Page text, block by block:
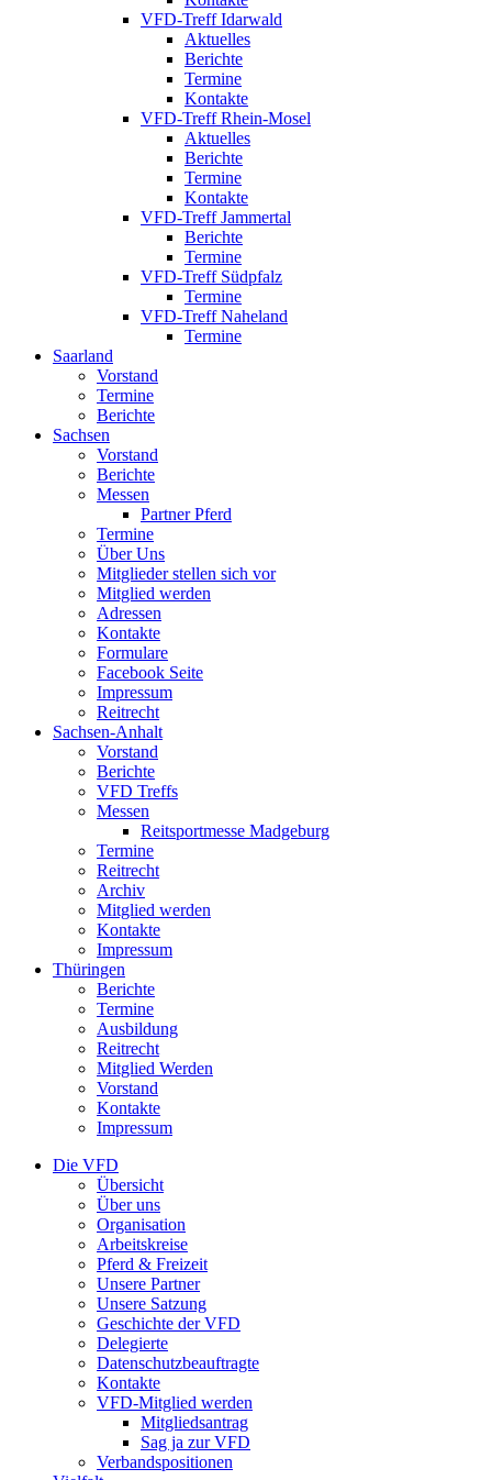
VFD-Treff Idarwald
Aktuelles
Berichte
Termine
Kontakte
VFD-Treff Rhein-Mosel
Aktuelles
Berichte
Termine
Kontakte
VFD-Treff Jammertal
Berichte
Termine
VFD-Treff Südpfalz
Termine
VFD-Treff Naheland
Termine
Saarland
Vorstand
Termine
Berichte
Sachsen
Vorstand
Berichte
Messen
Partner Pferd
Termine
Über Uns
Mitglieder stellen sich vor
Mitglied werden
Adressen
Kontakte
Formulare
Facebook Seite
Impressum
Reitrecht
Sachsen-Anhalt
Vorstand
Berichte
VFD Treffs
Messen
Reitsportmesse Madgeburg
Termine
Reitrecht
Archiv
Mitglied werden
Kontakte
Impressum
Thüringen
Berichte
Termine
Ausbildung
Reitrecht
Mitglied Werden
Vorstand
Kontakte
Impressum
Die VFD
Übersicht
Über uns
Organisation
Arbeitskreise
Pferd & Freizeit
Unsere Partner
Unsere Satzung
Geschichte der VFD
Delegierte
Datenschutzbeauftragte
Kontakte
VFD-Mitglied werden
Mitgliedsantrag
Sag ja zur VFD
Verbandspositionen